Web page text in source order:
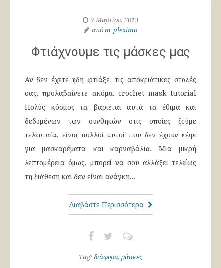
7 Μαρτίου, 2013
απόm_pleximo
Φτιάχνουμε τις μάσκες μας
Αν δεν έχετε ήδη φτιάξει τις αποκριάτικες στολές
σας, προλαβαίνετε ακόμα. crochet mask tutorial
Πολύς κόσμος τα βαριέται αυτά τα έθιμα και
δεδομένων των συνθηκών στις οποίες ζούμε
τελευταία, είναι πολλοί αυτοί που δεν έχουν κέφι
για μασκαρέματα και καρναβάλια. Μια μικρή
λεπτομέρεια όμως, μπορεί να σου αλλάξει τελείως
τη διάθεση και δεν είναι ανάγκη…
Διαβάστε Περισσότερα
Tag: διάφορα, μάσκες